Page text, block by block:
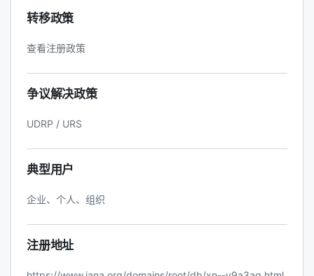
转移政策
查看注册政策
争议解决政策
UDRP / URS
典型用户
企业、个人、组织
注册地址